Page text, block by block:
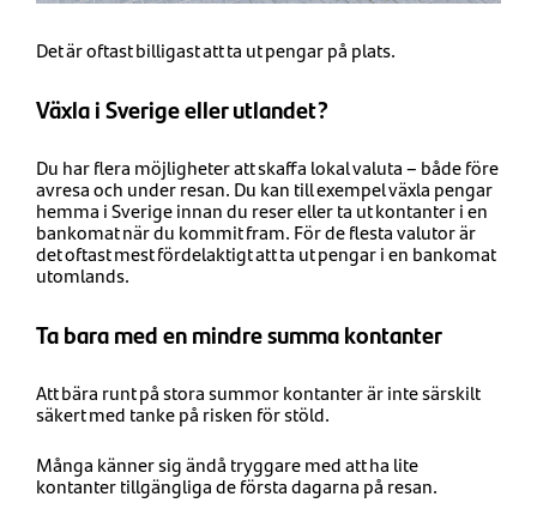
Det är oftast billigast att ta ut pengar på plats.
Växla i Sverige eller utlandet?
Du har flera möjligheter att skaffa lokal valuta – både före
avresa och under resan. Du kan till exempel växla pengar
hemma i Sverige innan du reser eller ta ut kontanter i en
bankomat när du kommit fram. För de flesta valutor är
det oftast mest fördelaktigt att ta ut pengar i en bankomat
utomlands.
Ta bara med en mindre summa kontanter
Att bära runt på stora summor kontanter är inte särskilt
säkert med tanke på risken för stöld.
Många känner sig ändå tryggare med att ha lite
kontanter tillgängliga de första dagarna på resan.